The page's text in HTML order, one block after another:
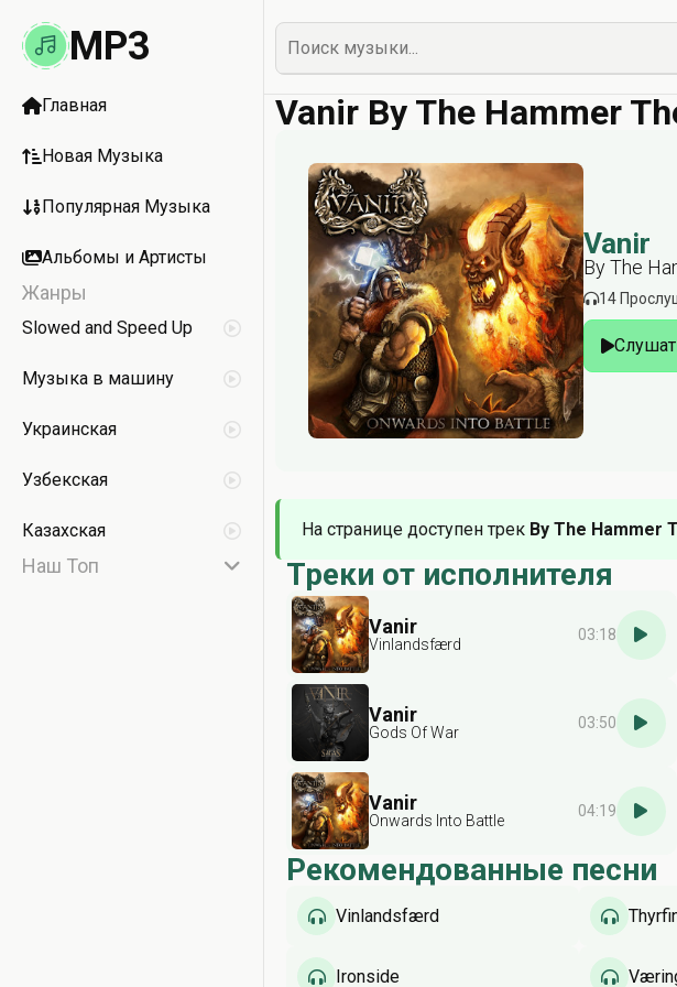
MP3
Главная
Новая Музыка
Популярная Музыка
Альбомы и Артисты
Жанры
Slowed and Speed Up
Музыка в машину
Украинская
Узбекская
Казахская
Наш Топ
Vanir By The Hammer
Vanir
By The
14
На странице доступен трек By The Hammer
Треки от исполнителя
Vanir
Vinlandsfærd
03:18
Vanir
Gods Of War
03:50
Vanir
Onwards Into Battle
04:19
Рекомендованные песни
Vinlandsfærd
Ironside